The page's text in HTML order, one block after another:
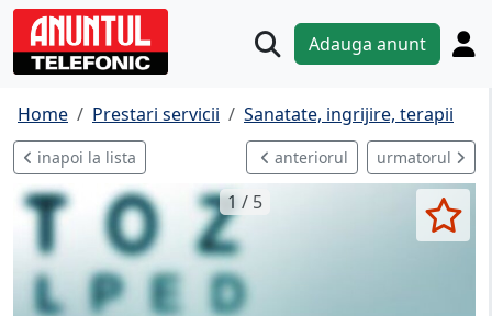
Adauga anunt
Home Prestari servicii Sanatate, ingrijire, terapii
inapoi la lista anteriorul urmatorul
1 / 5